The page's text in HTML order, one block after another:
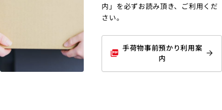
内」を必ずお読み頂き、ご利用くだ
さい。
picture_as_pdf
手荷物事前預かり利用案
内